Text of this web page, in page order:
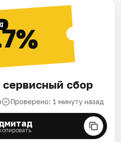
сервисный сбор
Проверено: 1 минуту назад